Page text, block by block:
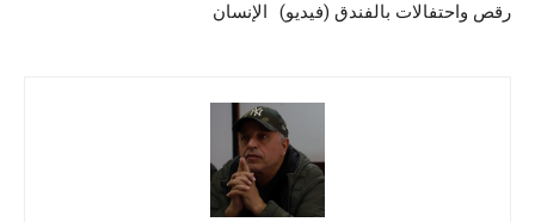
الإنسان
رقص واحتفالات بالفندق (فيديو)